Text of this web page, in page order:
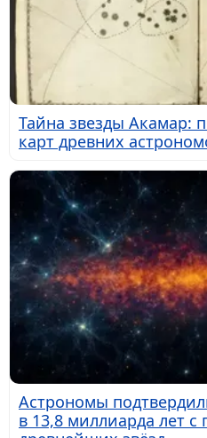
Тайна звезды Акамар:
карт древних
Астрономы
в 13,8 миллиарда лет